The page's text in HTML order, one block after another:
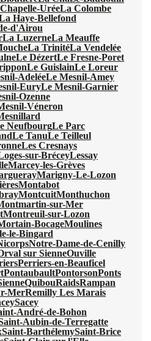
UréeLa Colombe
Haye-Bellefond
d'Airou
La LuzerneLa Meauffe
La TrinitéLa Vendelée
Le DézertLe Fresne-Poret
Le GuislainLe Loreur
AdeléeLe Mesnil-Amey
EuryLe Mesnil-Garnier
Ozenne
Véneron
NeufbourgLe Parc
Le TanuLe Teilleul
Les Cresnays
sur-BréceyLessay
Marcey-les-Grèves
Marigny-Le-Lozon
Montabot
MontcuitMonthuchon
sur-Mer
Montreuil-sur-Lozon
BocageMoulines
le-Bingard
Notre-Dame-de-Cenilly
sur SienneOuville
Perriers-en-Beauficel
PontaubaultPontorsonPonts
QuibouRaidsRampan
MerRemilly Les Marais
Sacey
André-de-Bohon
Aubin-de-Terregatte
Saint-BarthélemySaint-Brice